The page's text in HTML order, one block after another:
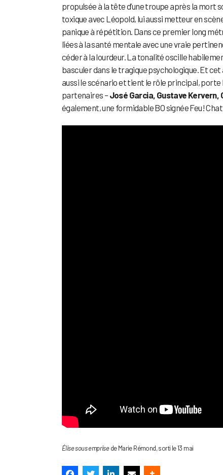
propulsée à la tête d’une troupe après la mort
toxique avec Léopold, lui aussi metteur en
panique à répétition. Dans ce premier long
liées à la santé mentale avec une vraie
céder à la lourdeur. La tonalité oscille
basculer dans le tragique psychologique. Et
aussi le scénario et tient le rôle principal, porte
partenaires – José Garcia, Gustave Kervern,
également, une formidable BO signée Feu!
Élise sous emprise de Marie Rémond, sorti le 13 mai